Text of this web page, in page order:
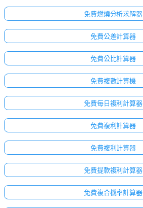
免費燃燒分析求解器
免費公差計算器
免費公比計算器
免費複數計算機
免費每日複利計算器
免費複利計算器
免費複利計算器
免費提款複利計算器
免費複合機率計算器